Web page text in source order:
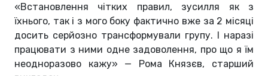
«Встановлення чітких правил, зусилля як з
їхнього, так і з мого боку фактично вже за 2 місяці
досить серйозно трансформували групу. І наразі
працювати з ними одне задоволення, про що я їм
неодноразово кажу» — Рома Князєв, старший